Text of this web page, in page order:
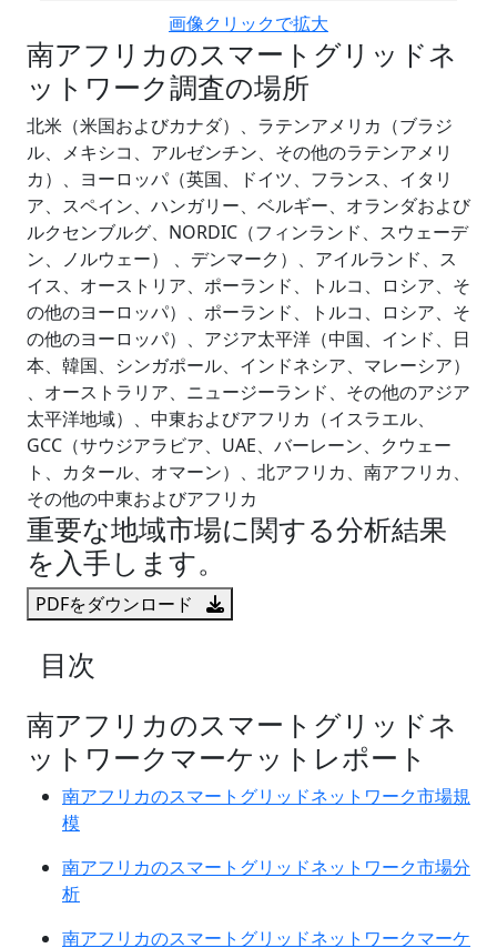
画像クリックで拡大
南アフリカのスマートグリッドネ
ットワーク調査の場所
北米（米国およびカナダ）、ラテンアメリカ（ブラジ
ル、メキシコ、アルゼンチン、その他のラテンアメリ
カ）、ヨーロッパ（英国、ドイツ、フランス、イタリ
ア、スペイン、ハンガリー、ベルギー、オランダおよび
ルクセンブルグ、NORDIC（フィンランド、スウェーデ
ン、ノルウェー） 、デンマーク）、アイルランド、ス
イス、オーストリア、ポーランド、トルコ、ロシア、そ
の他のヨーロッパ）、ポーランド、トルコ、ロシア、そ
の他のヨーロッパ）、アジア太平洋（中国、インド、日
本、韓国、シンガポール、インドネシア、マレーシア）
、オーストラリア、ニュージーランド、その他のアジア
太平洋地域）、中東およびアフリカ（イスラエル、
GCC（サウジアラビア、UAE、バーレーン、クウェー
ト、カタール、オマーン）、北アフリカ、南アフリカ、
その他の中東およびアフリカ
重要な地域市場に関する分析結果
を入手します。
PDFをダウンロード
目次
南アフリカのスマートグリッドネ
ットワークマーケットレポート
南アフリカのスマートグリッドネットワーク市場規
模
南アフリカのスマートグリッドネットワーク市場分
析
南アフリカのスマートグリッドネットワークマーケ